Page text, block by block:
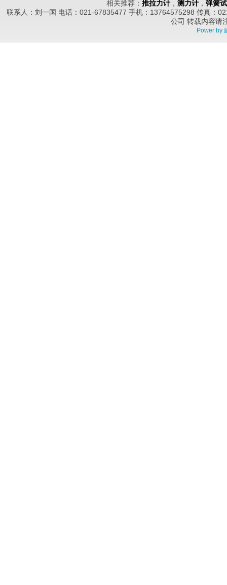
相关推荐： 推拉力计， 测力计， 弹簧
联系人：刘一国 电话：021-67835477 手机：13764575298 传真：
公司 转载内容请
Power by